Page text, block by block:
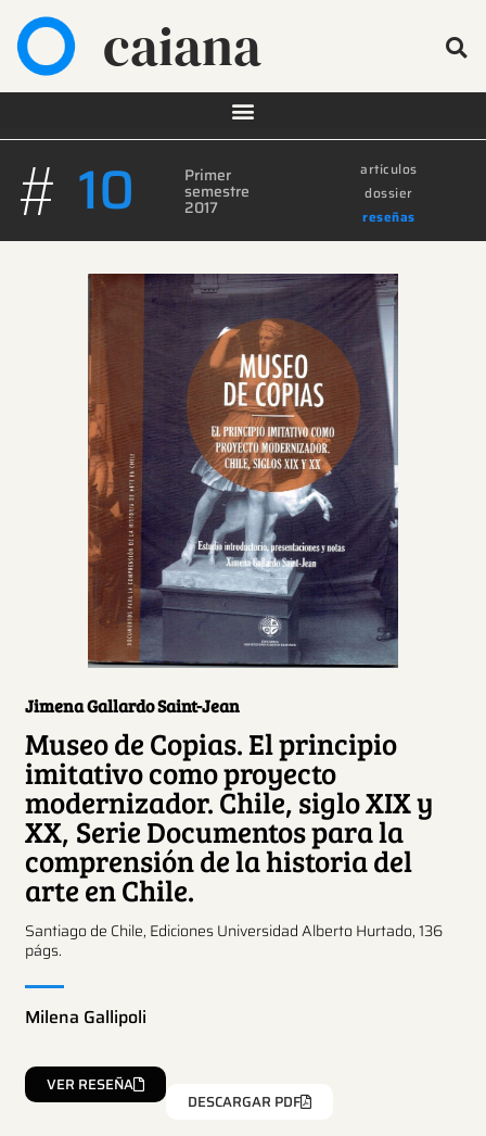
caiana
# 10 Primer
semestre
2017
artículos
dossier
reseñas
Jimena Gallardo Saint-Jean
Museo de Copias. El principio
imitativo como proyecto
modernizador. Chile, siglo XIX y
XX, Serie Documentos para la
comprensión de la historia del
arte en Chile.
Santiago de Chile, Ediciones Universidad Alberto Hurtado, 136
págs.
Milena Gallipoli
VER RESEÑA
DESCARGAR PDF